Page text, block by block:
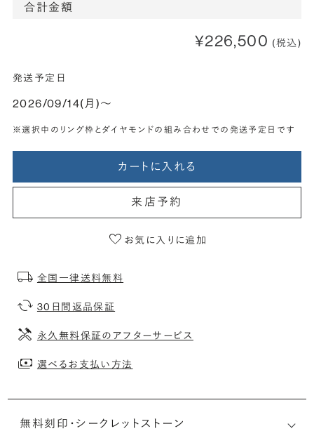
合計金額
¥226,500 (税込)
発送予定日
2026/09/14(月)〜
※選択中のリング枠とダイヤモンドの組み合わせでの発送予定日です
カートに入れる
来店予約
お気に入りに追加
全国一律送料無料
30日間返品保証
永久無料保証のアフターサービス
選べるお支払い方法
無料刻印・ シークレットストーン